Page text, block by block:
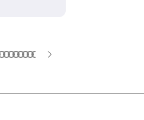
mettre la